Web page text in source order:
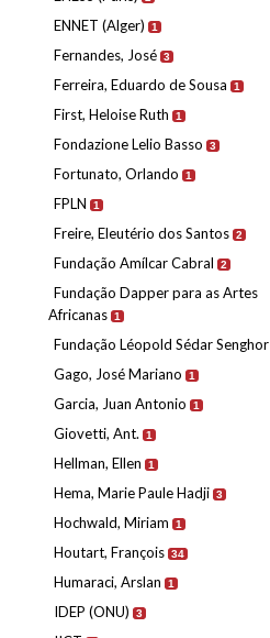
ENNET (Alger) 1
Fernandes, José 3
Ferreira, Eduardo de Sousa 1
First, Heloise Ruth 1
Fondazione Lelio Basso 3
Fortunato, Orlando 1
FPLN 1
Freire, Eleutério dos Santos 2
Fundação Amílcar Cabral 2
Fundação Dapper para as Artes
Africanas 1
Fundação Léopold Sédar Senghor
Gago, José Mariano 1
Garcia, Juan Antonio 1
Giovetti, Ant. 1
Hellman, Ellen 1
Hema, Marie Paule Hadji 3
Hochwald, Miriam 1
Houtart, François 34
Humaraci, Arslan 1
IDEP (ONU) 3